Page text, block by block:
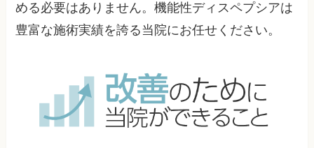
める必要はありません。機能性ディスペプシアは
豊富な施術実績を誇る当院にお任せください。